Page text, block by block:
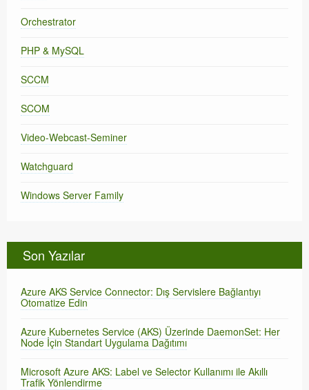
Orchestrator
PHP & MySQL
SCCM
SCOM
Video-Webcast-Seminer
Watchguard
Windows Server Family
Son Yazılar
Azure AKS Service Connector: Dış Servislere Bağlantıyı
Otomatize Edin
Azure Kubernetes Service (AKS) Üzerinde DaemonSet: Her
Node İçin Standart Uygulama Dağıtımı
Microsoft Azure AKS: Label ve Selector Kullanımı ile Akıllı
Trafik Yönlendirme